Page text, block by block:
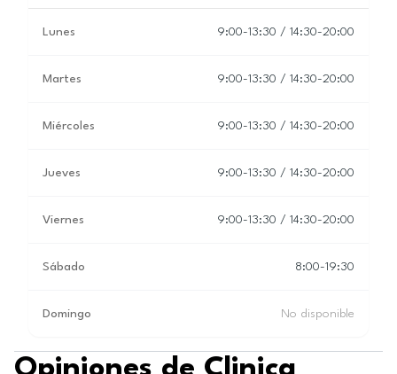
Lunes 9:00-13:30 / 14:30-20:00
Martes 9:00-13:30 / 14:30-20:00
Miércoles 9:00-13:30 / 14:30-20:00
Jueves 9:00-13:30 / 14:30-20:00
Viernes 9:00-13:30 / 14:30-20:00
Sábado 8:00-19:30
Domingo No disponible